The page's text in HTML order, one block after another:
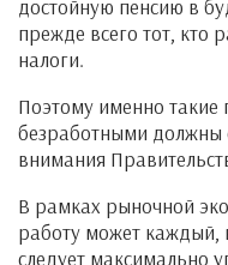
достойную пенсию в
прежде всего тот, кто
налоги.
Поэтому именно
безработными должны
внимания
В рамках рыночной
работу может каждый,
следует максимально